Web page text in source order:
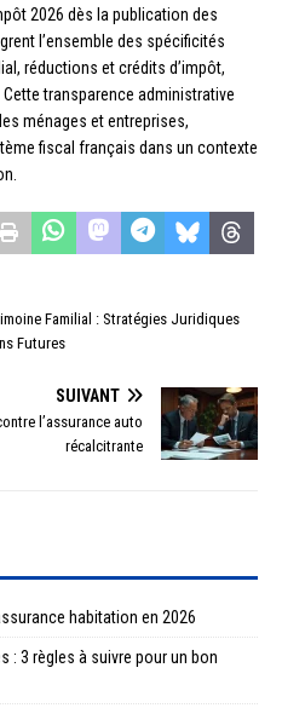
2026 dès la publication des
l’ensemble des spécificités
réductions et crédits d’impôt,
transparence administrative
ménages et entreprises,
fiscal français dans un contexte
Familial : Stratégies Juridiques
Futures
SUIVANT
l’assurance auto
récalcitrante
habitation en 2026
: 3 règles à suivre pour un bon